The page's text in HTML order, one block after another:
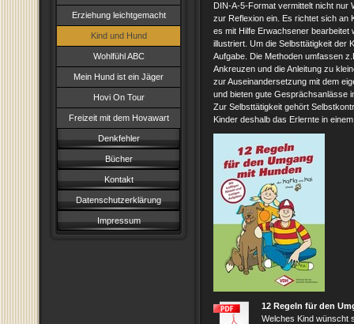
Erziehung leichtgemacht
Kind und Hund
Wohlfühl ABC
Mein Hund ist ein Jäger
Hovi On Tour
Freizeit mit dem Hovawart
Denkfehler
Bücher
Kontakt
Datenschutzerklärung
Impressum
DIN-A-5-Format vermittelt nicht nur
zur Reflexion ein. Es richtet sich an
es mit Hilfe Erwachsener bearbeitet
illustriert. Um die Selbsttätigkeit der
Aufgabe. Die Methoden umfassen
Ankreuzen und die Anleitung zu
zur Auseinandersetzung mit dem
und bieten gute Gesprächsanlässe
Zur Selbsttätigkeit gehört
Kinder deshalb das Erlernte in
12 Regeln für den
Welches Kind wünscht